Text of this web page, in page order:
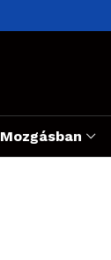
Mozgásban